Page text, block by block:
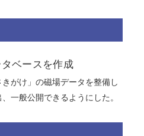
ベースを作成
がけ」の磁場データを整備し
一般公開できるようにした。